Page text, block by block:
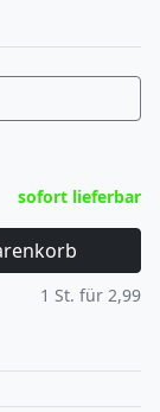
sofort lieferbar
1 St. für 2,99